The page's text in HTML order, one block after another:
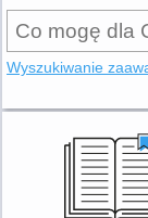
Wyszukiwanie